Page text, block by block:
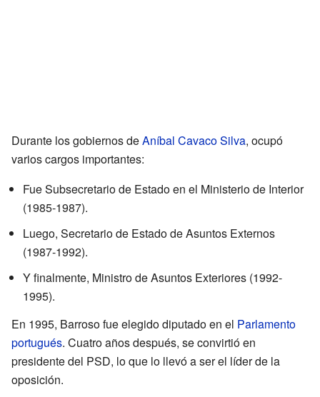
Durante los gobiernos deAníbal Cavaco Silva, ocupó
varios cargos importantes:
Fue Subsecretario de Estado en el Ministerio de Interior
(1985-1987).
Luego, Secretario de Estado de Asuntos Externos
(1987-1992).
Y finalmente, Ministro de Asuntos Exteriores (1992-
1995).
En 1995, Barroso fue elegido diputado en el Parlamento
portugués. Cuatro años después, se convirtió en
presidente del PSD, lo que lo llevó a ser el líder de la
oposición.